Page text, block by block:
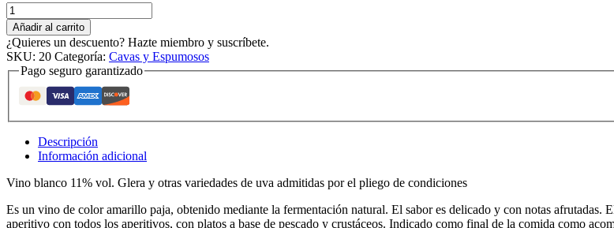
Prosecco
Espumoso
Extra
Dry
DOC
cantidad
Añadir al carrito
¿Quieres un descuento? Hazte miembro y suscríbete.
SKU: 20 Categoría: Cavas y Espumosos
Pago seguro garantizado
Descripción
Información adicional
Vino blanco 11% vol. Glera y otras variedades de uva admitidas por el pliego de condiciones
Es un vino de color amarillo paja, obtenido mediante la fermentación natural. El sabor es delicado y con notas afrutadas.
aperitivo con todos los aperitivos, con platos a base de pescado y crustáceos. Indicado como final de la comida como